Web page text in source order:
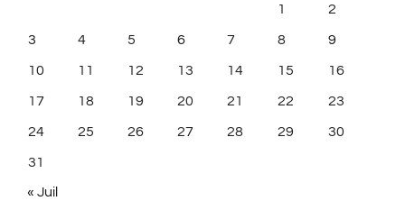
1 2
3 4 5 6 7 8 9
10 11 12 13 14 15 16
17 18 19 20 21 22 23
24 25 26 27 28 29 30
31
« Juil